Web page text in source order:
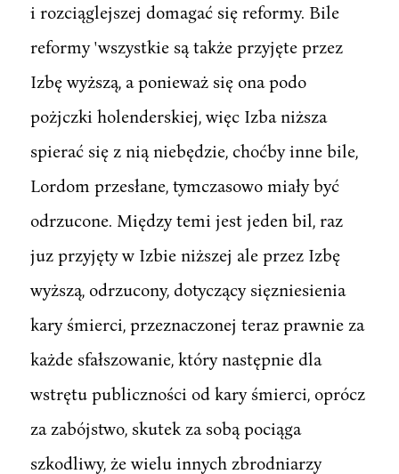
i rozciąglejszej domagać się reformy. Bile
reformy 'wszystkie są także przyjęte przez
Izbę wyższą, a ponieważ się ona podo
pożjczki holenderskiej, więc Izba niższa
spierać się z nią niebędzie, choćby inne bile,
Lordom przesłane, tymczasowo miały być
odrzucone. Między temi jest jeden bil, raz
juz przyjęty w Izbie niższej ale przez Izbę
wyższą, odrzucony, dotyczący sięzniesienia
kary śmierci, przeznaczonej teraz prawnie za
każde sfałszowanie, który następnie dla
wstrętu publiczności od kary śmierci, oprócz
za zabójstwo, skutek za sobą pociąga
szkodliwy, że wielu innych zbrodniarzy